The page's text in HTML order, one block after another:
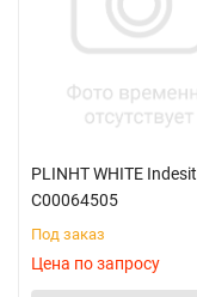
PLINHT WHITE Indesit
C00064505
Под заказ
Цена по запросу